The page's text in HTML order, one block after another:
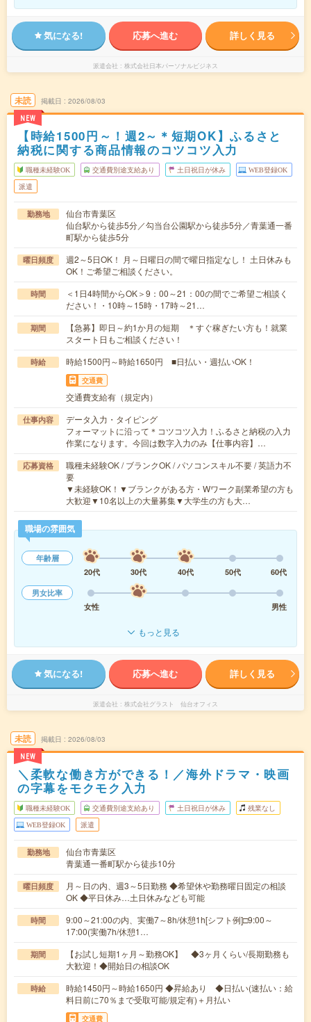
気になる! 応募へ進む 詳しく見る
派遣会社 株式会社日本パーソナルビジネス
未読
NEW
掲載日 2026/08/03
【時給1500円～！週2～＊短期OK】ふるさと
納税に関する商品情報のコツコツ入力
職種未経験OK 交通費別途支給あり 土日祝日が休み WEB登録OK
派遣
勤務地
仙台市青葉区
仙台駅から徒歩5分／勾当台公園駅から徒歩5分／青葉通一番
町駅から徒歩5分
曜日頻度
週2～5日OK！ 月～日曜日の間で曜日指定なし！ 土日休みも
OK！ご希望ご相談ください。
時間
＜1日4時間からOK＞9：00～21：00の間でご希望ご相談く
ださい！・10時～15時・17時～21…
期間
【急募】即日～約1か月の短期 ＊すぐ稼ぎたい方も！就業
スタート日もご相談ください！
時給 時給1500円～時給1650円 ■日払い・週払いOK！
交通費
交通費支給有（規定内）
仕事内容
データ入力・タイピング
フォーマットに沿って＊コツコツ入力！ふるさと納税の入力
作業になります。今回は数字入力のみ【仕事内容】…
応募資格
職種未経験OK / ブランクOK / パソコンスキル不要 / 英語力不
要
▼未経験OK！▼ブランクがある方・Wワーク副業希望の方も
大歓迎▼10名以上の大量募集▼大学生の方も大…
職場の雰囲気
年齢層
20代
30代 40代 50代
60代
男女比率
女性
男性
もっと見る
気になる! 応募へ進む 詳しく見る
派遣会社 株式会社グラスト 仙台オフィス
未読
NEW
掲載日 2026/08/03
＼柔軟な働き方ができる！／海外ドラマ・映画
の字幕をモクモク入力
職種未経験OK 交通費別途支給あり 土日祝日が休み 残業なし
WEB登録OK 派遣
勤務地
仙台市青葉区
青葉通一番町駅から徒歩10分
曜日頻度
月～日の内、週3～5日勤務 ◆希望休や勤務曜日固定の相談
OK ◆平日休み…土日休みなども可能
時間
9:00～21:00の内、実働7～8h/休憩1h[シフト例]□9:00～
17:00(実働7h/休憩1…
期間
【お試し短期1ヶ月～勤務OK】 ◆3ヶ月くらい/長期勤務も
大歓迎！◆開始日の相談OK
時給
時給1450円～時給1650円 ◆昇給あり ◆日払い(速払い：給
料日前に70％まで受取可能/規定有)＋月払い
交通費